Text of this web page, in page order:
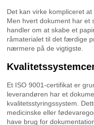
Det kan virke kompliceret
Men hvert dokument har et
handler om at skabe et
råmaterialet til det færdige
nærmere på de vigtigste.
Et ISO 9001-certifikat er
leverandøren har et
kvalitetsstyringssystem.
medicinske eller
have brug for